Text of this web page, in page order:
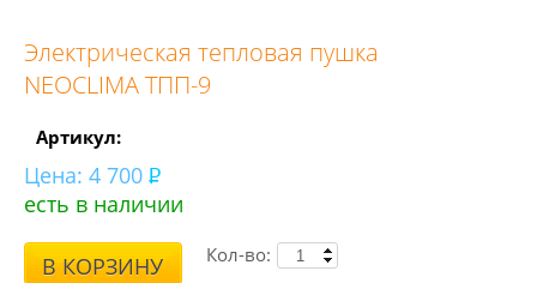
Электрическая тепловая пушка
NEOCLIMA ТПП-9
Артикул:
Цена: 4 700
есть в наличии
В КОРЗИНУ Кол-во: